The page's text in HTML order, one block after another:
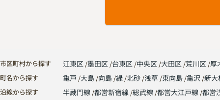
市区町村から探す 江東区 墨田区 台東区 中央区 大田区 荒川区 厚
町名から探す 亀戸 大島 向島 緑 北砂 浅草 東向島 亀沢 新
沿線から探す 半蔵門線 都営新宿線 総武線 都営大江戸線 都営